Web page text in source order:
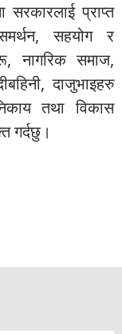
सरकारलाई प्राप्त
सहयोग र
नागरिक समाज,
दाजुभाइहरु
तथा विकास
गर्दछु।